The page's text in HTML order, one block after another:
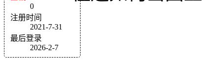
0
注册时间
2021-7-31
最后登录
2026-2-7